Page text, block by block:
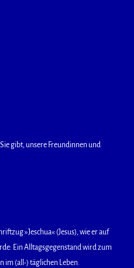
gibt, unsere Freundinnen und
»Jeschua« (Jesus), wie er auf
Ein Alltagsgegenstand wird zum
im (all-) täglichen Leben.